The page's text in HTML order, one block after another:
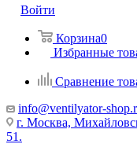
Войти
Корзина0
Избранные
Сравнение
info@ventilyator-
г. Москва,
51.